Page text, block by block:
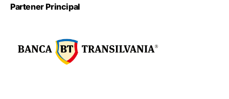
Partener Principal